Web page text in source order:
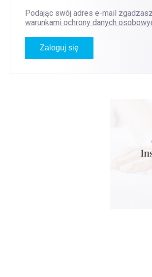
Podając swój adres e-mail
warunkami ochrony danych
Zaloguj się